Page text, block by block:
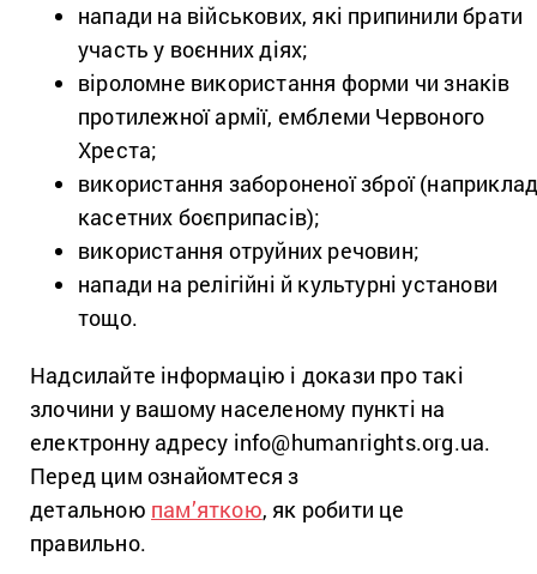
напади на військових, які припинили брати
участь у воєнних діях;
віроломне використання форми чи знаків
протилежної армії, емблеми Червоного
Хреста;
використання забороненої зброї
касетних боєприпасів);
використання отруйних речовин;
напади на релігійні й культурні установи
тощо.
Надсилайте інформацію і докази про такі
злочини у вашому населеному пункті на
електронну адресу info@humanrights.org.ua.
Перед цим ознайомтеся з
детальною пам’яткою, як робити це
правильно.